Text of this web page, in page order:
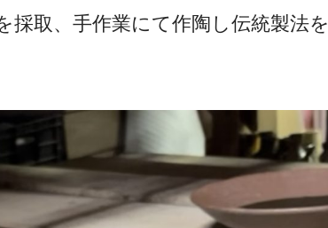
採取、手作業にて作陶し伝統製法を